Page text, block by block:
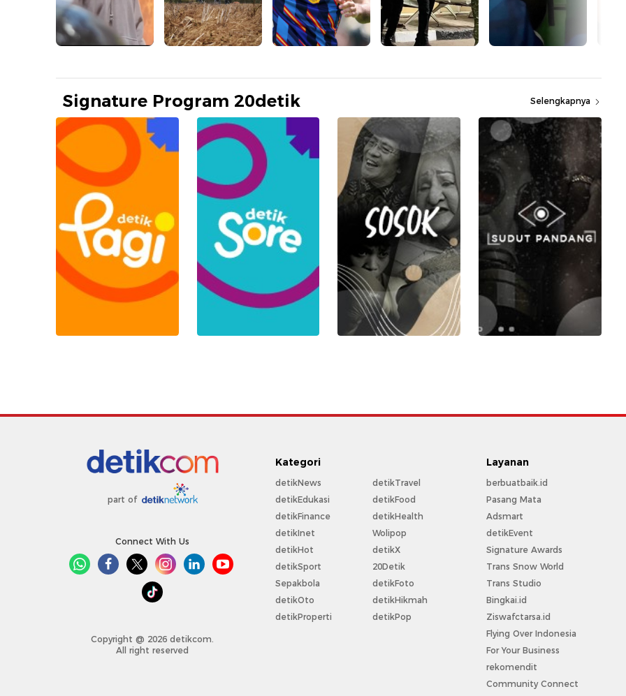
Signature Program 20detik Selengkapnya
part of
Connect With Us
Copyright @ 2026 detikcom.
All right reserved
Kategori
detikNews
detikEdukasi
detikFinance
detikInet
detikHot
detikSport
Sepakbola
detikOto
detikProperti
detikTravel
detikFood
detikHealth
Wolipop
detikX
20Detik
detikFoto
detikHikmah
detikPop
Layanan
berbuatbaik.id
Pasang Mata
Adsmart
detikEvent
Signature Awards
Trans Snow World
Trans Studio
Bingkai.id
Ziswafctarsa.id
Flying Over Indonesia
For Your Business
rekomendit
Community Connect